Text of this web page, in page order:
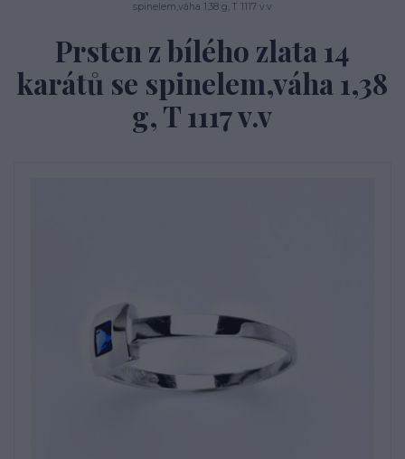
spinelem,váha 1,38 g, T 1117 v.v
Prsten z bílého zlata 14
karátů se spinelem,váha 1,38
g, T 1117 v.v